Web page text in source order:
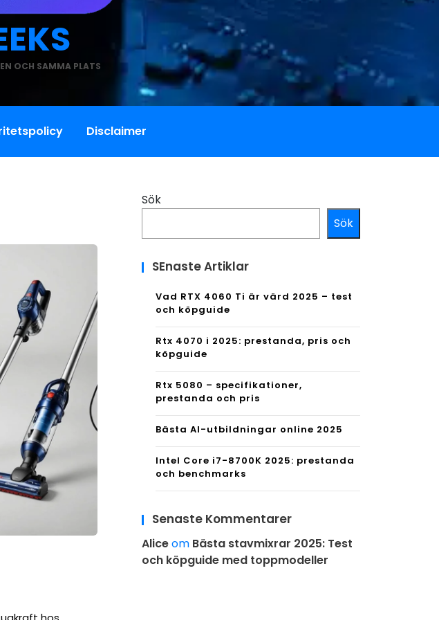
OCH SAMMA PLATS
Disclaimer
Sök
Sök
SEnaste Artiklar
Vad RTX 4060 Ti är värd 2025 – test
och köpguide
Rtx 4070 i 2025: prestanda, pris och
köpguide
Rtx 5080 – specifikationer,
prestanda och pris
Bästa AI-utbildningar online 2025
Intel Core i7-8700K 2025: prestanda
och benchmarks
Senaste Kommentarer
Aliceom Bästa stavmixrar 2025: Test
och köpguide med toppmodeller